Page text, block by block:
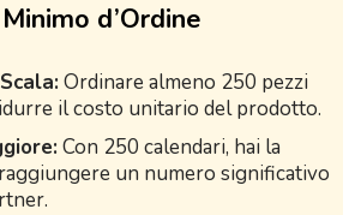
d’Ordine
Ordinare almeno 250 pezzi
il costo unitario del prodotto.
Con 250 calendari, hai la
un numero significativo